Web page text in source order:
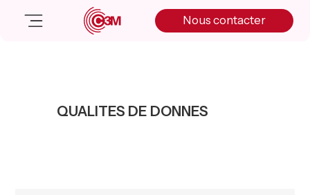
Nous contacter
Salle de presse
QUALITES DE DONNES